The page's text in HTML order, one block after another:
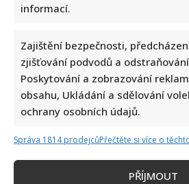
informací.
Zajištění bezpečnosti,
zjišťování podvodů a
Poskytování a zobrazování
obsahu, Ukládání a sdělování
ochrany osobních údajů.
Správa 1814 prodejcůPřečtěte si více o
PŘÍJMOUT
Dagmar Pecková pod palbou kritiky: